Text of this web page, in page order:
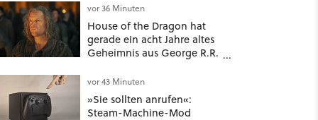
Rechenzentren
vor 36 Minuten
House of the Dragon hat
gerade ein acht Jahre altes
Geheimnis aus George R.R.
vor 43 Minuten
»Sie sollten anrufen«:
Steam-Machine-Mod